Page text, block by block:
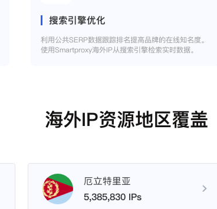
搜索引擎优化
利用公共SERP数据跟踪排名提高品牌的在线知名度。
使用Smartproxy海外IP从搜索引擎检索实时数据。
海外IP资源地区覆盖
厄立特里亚
5,385,830 IPs